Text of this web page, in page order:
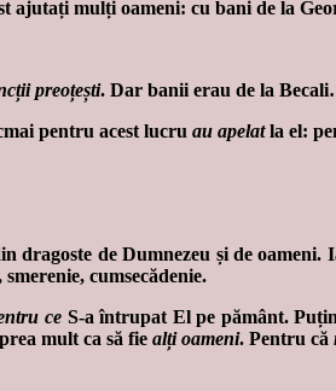
ajutați mulți oameni: cu bani de la
preoțești. Dar banii erau de la
pentru acest lucru au apelatla el:
dragoste de Dumnezeu și de
cumsecădenie.
ce S-a întrupat El pe pământ.
mult ca să fie alți oameni. Pentru că